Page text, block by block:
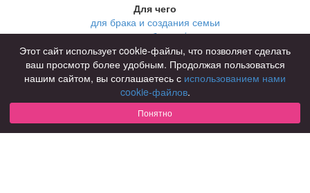
Для чего
для брака и создания семьи
для любви и с/о
для дружбы
для взрослых
В возрасте
за 40 лет
за 60 лет
для пожилых
Этот сайт использует cookie-файлы, что позволяет сделать
ваш просмотр более удобным. Продолжая пользоваться
нашим сайтом, вы соглашаетесь с использованием нами
cookie-файлов.
Понятно